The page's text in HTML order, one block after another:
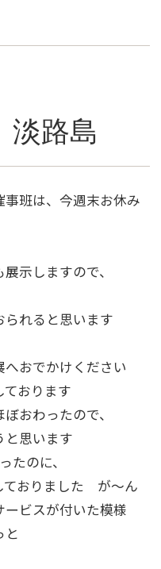
淡路島
班は、今週末お休み
示しますので、
れると思います
おでかけください
おります
おわったので、
と思います
たのに、
ておりました が～ん
ビスが付いた模様
と